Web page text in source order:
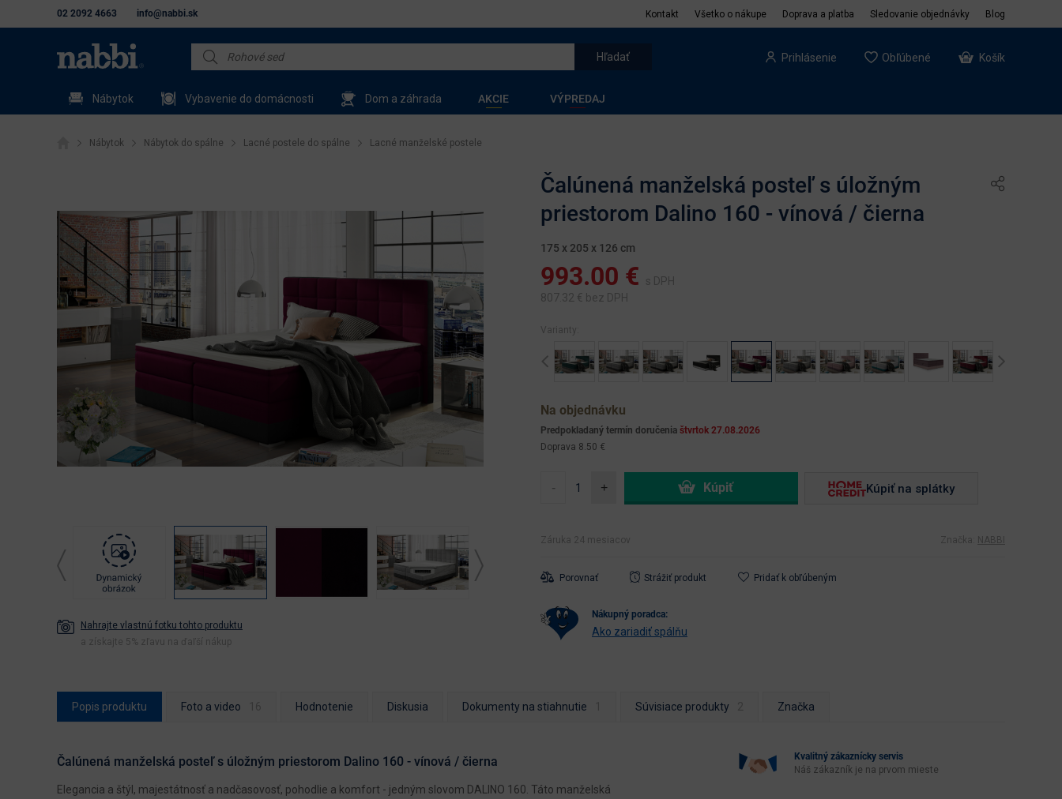
02 2092 4663 info@nabbi.sk Kontakt Všetko o nákupe Doprava a platba Sledovanie objednávky Blog
Prihlásenie Obľúbené Košík
Nábytok Vybavenie do domácnosti Dom a záhrada AKCIE VÝPREDAJ
Nábytok Nábytok do spálne Lacné postele do spálne Lacné manželské postele
Nahrajte vlastnú fotku tohto produktu
a získajte 5% zľavu na ďaľší nákup
Čalúnená manželská posteľ s úložným
priestorom Dalino 160 - vínová / čierna
175 x 205 x 126 cm
993.00 €
s DPH
807.32 € bez DPH
Varianty:
Previous
Na objednávku
Predpokladaný termín doručenia štvrtok 27.08.2026
Doprava 8.50 €
- + Kúpiť na splátky
Záruka 24 mesiacov Značka: NABBI
Porovnať Strážiť produkt Pridať k obľúbeným
nákupný poradca:
Ako zariadiť spálňu
Popis produktu Foto a video Hodnotenie Diskusia Dokumenty na stiahnutie Súvisiace produkty Značka
Čalúnená manželská posteľ s úložným priestorom Dalino 160 - vínová / čierna
Elegancia a štýl, majestátnosť a nadčasovosť, pohodlie a komfort - jedným slovom DALINO 160. Táto manželská
Kvalitný zákaznícky servis
Náš zákazník je na prvom mieste